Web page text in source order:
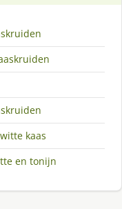
kaas
en tonijn